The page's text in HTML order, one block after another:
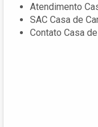
Atendimento
SAC Casa de
Contato Casa